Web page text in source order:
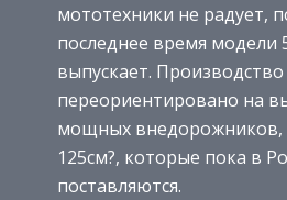
мототехники не радует,
последнее время модели
выпускает. Производство
переориентировано на
мощных внедорожников,
125см?, которые пока в
поставляются.